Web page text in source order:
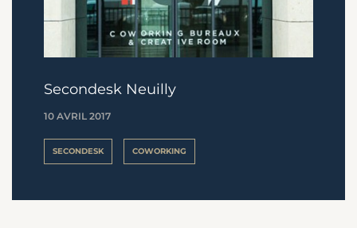
Secondesk Neuilly
10 AVRIL 2017
SECONDESK COWORKING